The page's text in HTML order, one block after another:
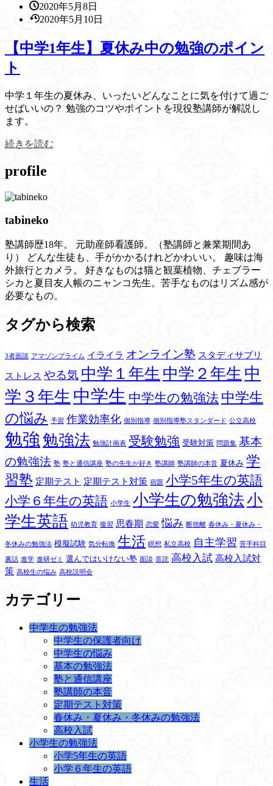
2020年5月8日
2020年5月10日
【中学1年生】夏休み中の勉強のポイン
ト
中学１年生の夏休み、いったいどんなことに気を付けて過ご
せばいいの？ 勉強のコツやポイントを現役塾講師が解説し
ます。
続きを読む
profile
tabineko
塾講師歴18年。 元助産師看護師。（塾講師と兼業期間あ
り） どんな生徒も、手がかかるけれどかわいい。 趣味は海
外旅行とカメラ。 好きなものは猫と観葉植物、チェブラー
シカと夏目友人帳のニャンコ先生。苦手なものはリズム感が
必要なもの。
タグから検索
3者面談 アマゾンプライム イライラ オンライン塾 スタディサプリ
ストレス やる気 中学１年生 中学２年生 中
学３年生 中学生 中学生の勉強法 中学生
の悩み 予習 作業効率化 個別指導 個別指導塾スタンダード 公立高校
勉強勉強法 勉強計画表 受験勉強 受験対策 問題集 基本
の勉強法 塾 塾と通信講座 塾の先生が好き 塾講師 塾講師の本音 夏休み 学
習塾 定期テスト 定期テスト対策 宿題 小学5年生の英語
小学６年生の英語 小学生 小学生の勉強法小
学生英語 幼児教育 復習 思春期 恋愛 悩み 断捨離 春休み・夏休み・
冬休みの勉強法 模擬試験 気分転換 生活 瞑想 私立高校 自主学習 苦手科目
裏話 進学 進研ゼミ 選んではいけない塾 面談 音読 高校入試 高校入試対
策 高校生の悩み 高校説明会
カテゴリー
中学生の勉強法
中学生の保護者向け
中学生の悩み
基本の勉強法
塾と通信講座
塾講師の本音
定期テスト対策
春休み・夏休み・冬休みの勉強法
高校入試
小学生の勉強法
小学5年生の英語
小学６年生の英語
生活